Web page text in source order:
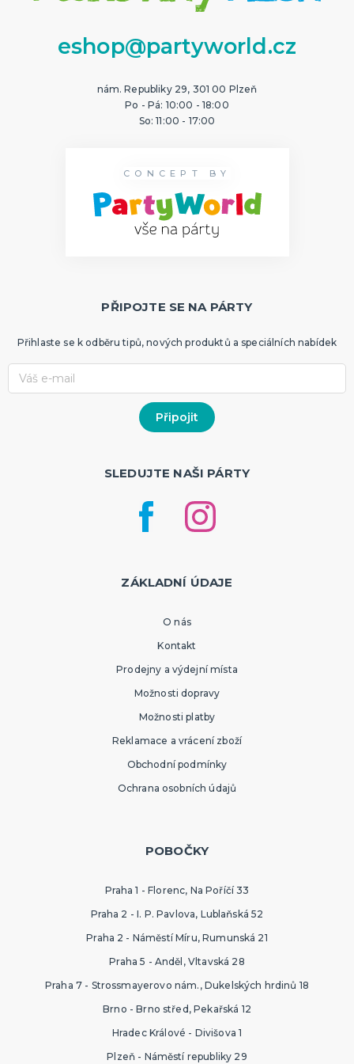
eshop@partyworld.cz
nám. Republiky 29, 301 00 Plzeň
Po - Pá: 10:00 - 18:00
So: 11:00 - 17:00
CONCEPT BY
PŘIPOJTE SE NA PÁRTY
Přihlaste se k odběru tipů, nových produktů a speciálních nabídek
SLEDUJTE NAŠI PÁRTY
ZÁKLADNÍ ÚDAJE
O nás
Kontakt
Prodejny a výdejní místa
Možnosti dopravy
Možnosti platby
Reklamace a vrácení zboží
Obchodní podmínky
Ochrana osobních údajů
POBOČKY
Praha 1 - Florenc, Na Poříčí 33
Praha 2 - I. P. Pavlova, Lublaňská 52
Praha 2 - Náměstí Míru, Rumunská 21
Praha 5 - Anděl, Vltavská 28
Praha 7 - Strossmayerovo nám., Dukelských hrdinů 18
Brno - Brno střed, Pekařská 12
Hradec Králové - Divišova 1
Plzeň - Náměstí republiky 29